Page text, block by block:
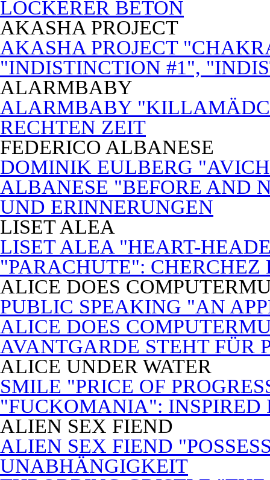
LOCKERER BETON
AKASHA PROJECT
AKASHA PROJECT
"INDISTINCTION #1",
ALARMBABY
ALARMBABY
RECHTEN ZEIT
FEDERICO ALBANESE
DOMINIK EULBERG
ALBANESE "BEFORE AND
UND ERINNERUNGEN
LISET ALEA
LISET ALEA "HEART-
"PARACHUTE": CHERCHEZ
ALICE DOES
PUBLIC SPEAKING "AN
ALICE DOES
AVANTGARDE STEHT FÜR
ALICE UNDER WATER
SMILE "PRICE OF
"FUCKOMANIA": INSPIRED
ALIEN SEX FIEND
ALIEN SEX FIEND
UNABHÄNGIGKEIT